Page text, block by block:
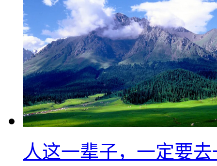
人这一辈子，一定要